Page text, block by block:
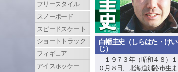
白幡圭史（しらはた・けい
じ）
１９７３年（昭和４８）１
０月８日、北海道釧路市生ま
フリースタイル
スノーボード
スピードスケート
ショートトラック
フィギュア
アイスホッケー